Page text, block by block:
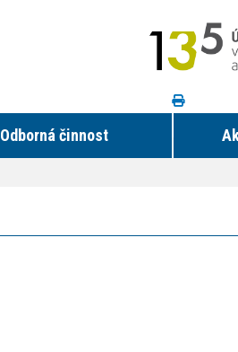
Odborná činnost